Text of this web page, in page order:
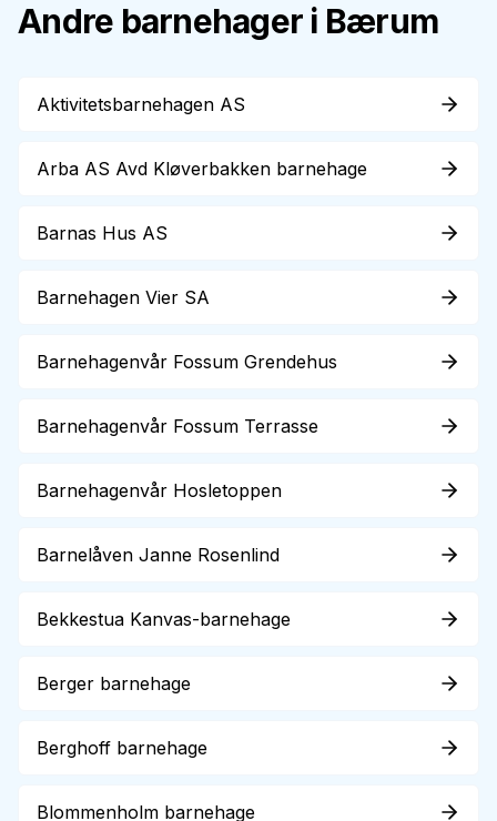
Andre barnehager i Bærum
Aktivitetsbarnehagen AS
Arba AS Avd Kløverbakken barnehage
Barnas Hus AS
Barnehagen Vier SA
Barnehagenvår Fossum Grendehus
Barnehagenvår Fossum Terrasse
Barnehagenvår Hosletoppen
Barnelåven Janne Rosenlind
Bekkestua Kanvas-barnehage
Berger barnehage
Berghoff barnehage
Blommenholm barnehage